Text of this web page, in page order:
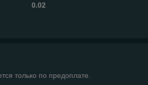
0.02
только по предоплате.